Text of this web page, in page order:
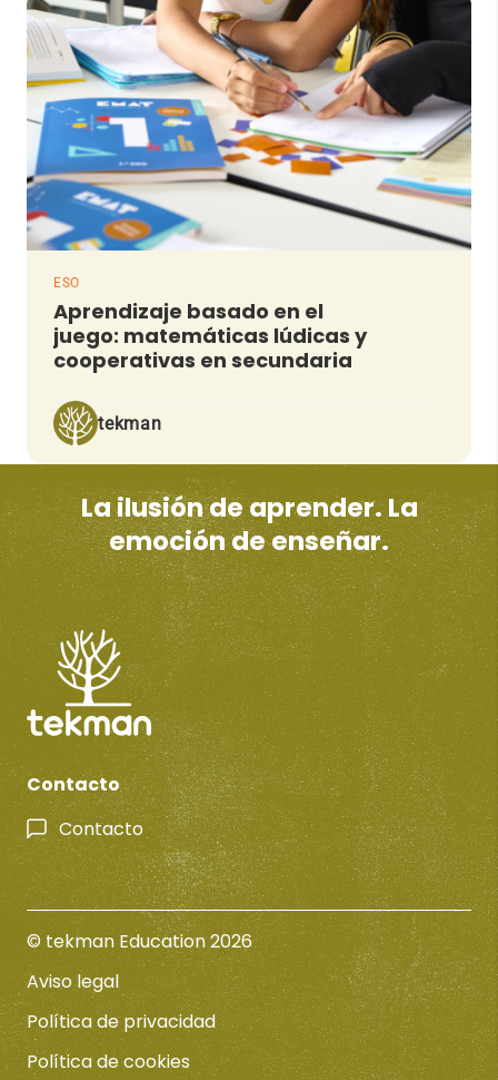
ESO
Aprendizaje basado en el
juego: matemáticas lúdicas y
cooperativas en secundaria
tekman
La ilusión de aprender. La
emoción de enseñar.
Contacto
Contacto
© tekman Education 2026
Aviso legal
Política de privacidad
Política de cookies